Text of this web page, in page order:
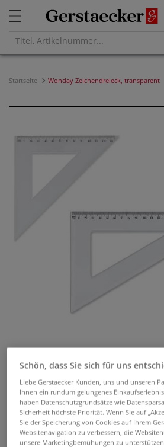
Startseite Wonday Zeichendreieck, transparent
Wonday
transparent
1 Bewertung
Schön, dass Sie sich für uns
Liebe Gerstaecker Kunden, uns und unseren
Ihnen ein rundum gelungenes
haben Datenschutzgrundsätze wie
Sicherheit höchste Priorität. Wenn Sie auf
Sie der Speicherung von Cookies auf Ihrem
Websitenavigation zu verbessern, die
unsere Marketingbemühungen zu